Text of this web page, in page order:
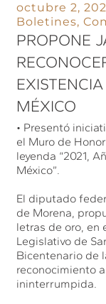
octubre 2,
Boletines,
PROPONE
MÉXICO
• Presentó
el Muro de
leyenda “2021,
México”.
El diputado
de Morena,
letras de oro, en
Legislativo de
Bicentenario de
reconocimiento
ininterrumpida.